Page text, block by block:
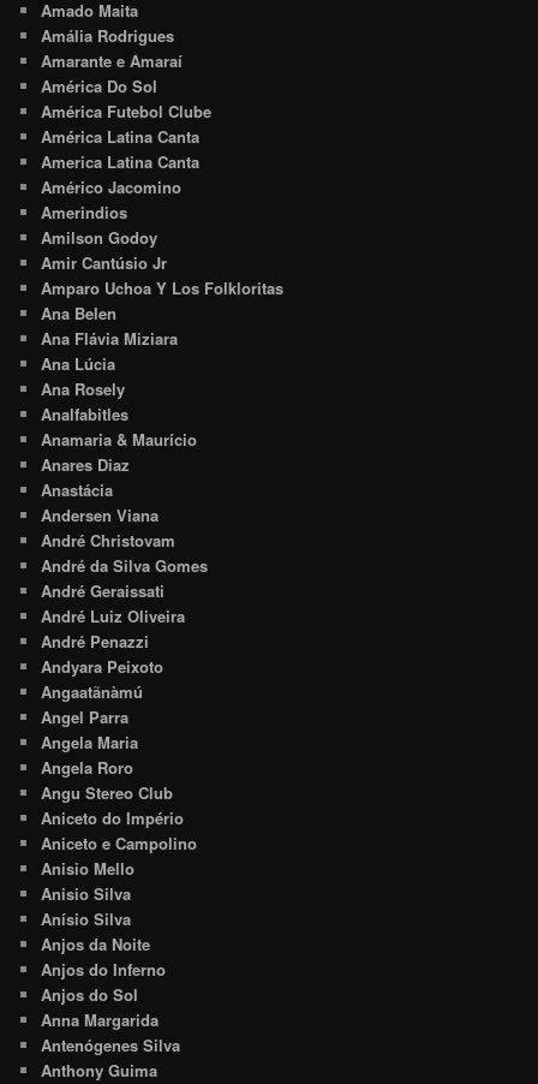
Amado Maita
Amália Rodrigues
Amarante e Amaraí
América Do Sol
América Futebol Clube
América Latina Canta
America Latina Canta
Américo Jacomino
Amerindios
Amilson Godoy
Amir Cantúsio Jr
Amparo Uchoa Y Los Folkloritas
Ana Belen
Ana Flávia Miziara
Ana Lúcia
Ana Rosely
Analfabitles
Anamaria & Maurício
Anares Diaz
Anastácia
Andersen Viana
André Christovam
André da Silva Gomes
André Geraissati
André Luiz Oliveira
André Penazzi
Andyara Peixoto
Angaatãnàmú
Angel Parra
Angela Maria
Angela Roro
Angu Stereo Club
Aniceto do Império
Aniceto e Campolino
Anisio Mello
Anisio Silva
Anísio Silva
Anjos da Noite
Anjos do Inferno
Anjos do Sol
Anna Margarida
Antenógenes Silva
Anthony Guima